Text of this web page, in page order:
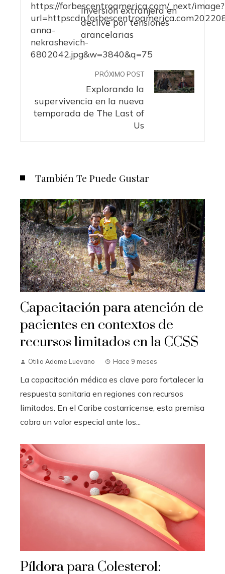
Inversión extranjera en
declive por tensiones
arancelarias
PRÓXIMO POST
Explorando la
supervivencia en la nueva
temporada de The Last of
Us
También Te Puede Gustar
Capacitación para atención de
pacientes en contextos de
recursos limitados en la CCSS
Otilia Adame Luevano Hace 9 meses
La capacitación médica es clave para fortalecer la
respuesta sanitaria en regiones con recursos
limitados. En el Caribe costarricense, esta premisa
cobra un valor especial ante los...
Píldora para Colesterol: